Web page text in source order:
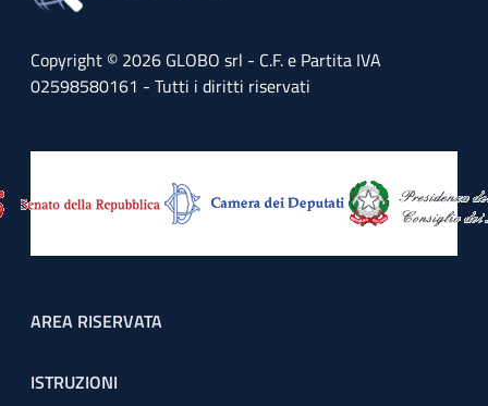
Copyright © 2026 GLOBO srl - C.F. e Partita IVA
02598580161 - Tutti i diritti riservati
Footer menu
AREA RISERVATA
ISTRUZIONI